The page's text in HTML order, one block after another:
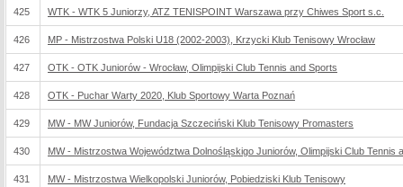
425 WTK - WTK 5 Juniorzy, ATZ TENISPOINT Warszawa przy Chiwes Sport s.c.
426 MP - Mistrzostwa Polski U18 (2002-2003), Krzycki Klub Tenisowy Wrocław
427 OTK - OTK Juniorów - Wrocław, Olimpijski Club Tennis and Sports
428 OTK - Puchar Warty 2020, Klub Sportowy Warta Poznań
429 MW - MW Juniorów, Fundacja Szczeciński Klub Tenisowy Promasters
430 MW - Mistrzostwa Województwa Dolnośląskigo Juniorów, Olimpijski Club Tennis
431 MW - Mistrzostwa Wielkopolski Juniorów, Pobiedziski Klub Tenisowy